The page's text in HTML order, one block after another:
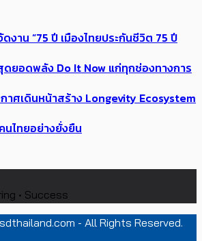
งาน “75 ปี เมืองไทยประกันชีวิต 75 ปี
ยอดพลัง Do It Now แก่ทุกช่องทางการ
าศเดินหน้าสร้าง Longevity Ecosystem
ไทยอย่างยั่งยืน
• Success
- All Rights Reserved.